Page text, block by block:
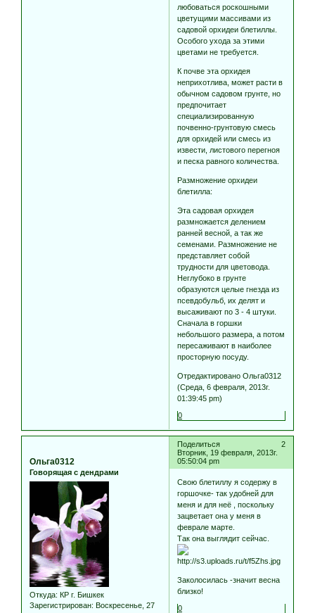
любоваться роскошными
цветущими массивами из
садовой орхидеи блетиллы.
Особого ухода за этими
цветами не требуется.
К почве эта орхидея
неприхотлива, может расти в
обычном садовом грунте, но
предпочитает
специализированную
почвенно-грунтовую смесь
для орхидей или смесь из
извести, листового перегноя
и песка равного количества.
Размножение орхидеи
блетилла:
Эта садовая орхидея
размножается делением
ранней весной, а так же
семенами. Размножение не
представляет собой
трудности для цветовода.
Неглубоко в грунте
образуются целые гнезда из
псевдобульб, их делят и
высаживают по 3 - 4 штуки.
Сначала в горшки
небольшого размера, а потом
пересаживают в наиболее
просторную посуду.
Отредактировано Ольга0312
(Среда, 6 февраля, 2013г.
01:39:45 pm)
0
Поделиться
2
Вторник, 19 февраля, 2013г.
05:50:04 pm
Ольга0312
Говорящая с дендрами
Откуда: КР г. Бишкек
Зарегистрирован: Воскресенье, 27
Свою блетиллу я содержу в
горшочке- так удобней для
меня и для неё , поскольку
зацветает она у меня в
феврале марте.
Так она выглядит сейчас.
Заколосилась -значит весна
близко!
0